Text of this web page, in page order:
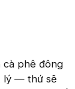
cà phê đông
lý — thứ sẽ